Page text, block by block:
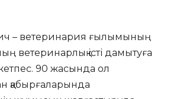
– ветеринария ғылымының
ветеринарлық істі дамытуға
жетпес. 90 жасында ол
қабырғаларында